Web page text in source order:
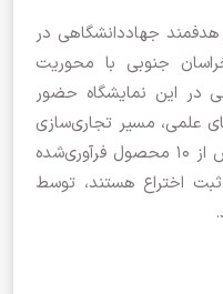
هدفمند جهاددانشگاهی در
جنوبی با محوریت
در این نمایشگاه حضور
علمی، مسیر تجاری‌سازی
فناوری‌های بومی را هموار کند. بیش از ۱۰ محصول فرآوری‌شده
اختراع هستند، توسط